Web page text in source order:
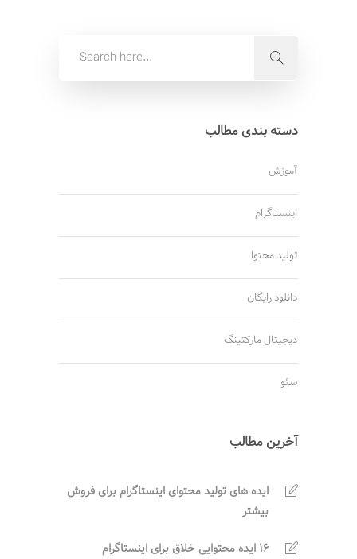
دسته بندی مطالب
آموزش
اینستاگرام
تولید محتوا
دانلود رایگان
دیجیتال مارکتینگ
سئو
آخرین مطالب
ایده های تولید محتوای اینستاگرام برای فروش
بیشتر
16 ایده محتوایی خلاق برای اینستاگرام